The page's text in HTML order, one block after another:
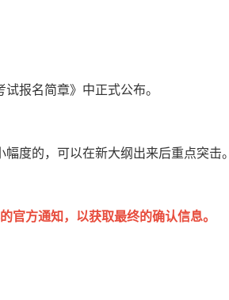
报名简章》中正式公布。
度的，可以在新大纲出来后重点突击。
官方通知，以获取最终的确认信息。